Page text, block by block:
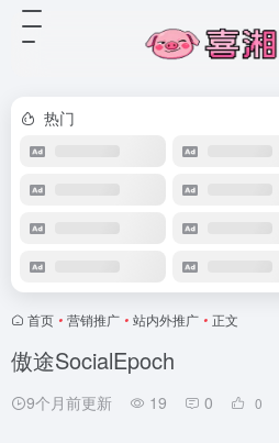
热门
首页 • 营销推广 • 站内外推广 • 正文
傲途SocialEpoch
9个月前更新 19 0 0